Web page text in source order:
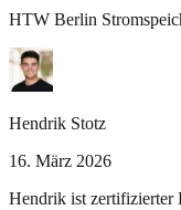
HTW Berlin
Hendrik Stotz
16. März 2026
Hendrik ist zertifizierter